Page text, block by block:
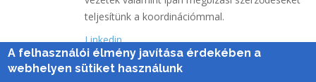
teljesítünk a koordinációmmal.
Linkedin
Energiatudományi Kutatóközpont
A felhasználói élmény javítása érdekében a
webhelyen sütiket használunk